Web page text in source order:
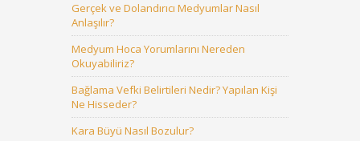
Gerçek ve Dolandırıcı Medyumlar Nasıl
Anlaşılır?
Medyum Hoca Yorumlarını Nereden
Okuyabiliriz?
Bağlama Vefki Belirtileri Nedir? Yapılan Kişi
Ne Hisseder?
Kara Büyü Nasıl Bozulur?